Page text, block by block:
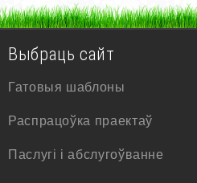
Выбраць сайт
Гатовыя шаблоны
Распрацоўка праектаў
Паслугі і абслугоўванне